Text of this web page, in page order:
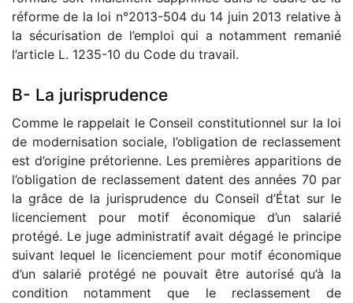
réforme de la loi n°2013-504 du 14 juin 2013 relative à
la sécurisation de l’emploi qui a notamment remanié
l’article L. 1235-10 du Code du travail.
B- La jurisprudence
Comme le rappelait le Conseil constitutionnel sur la loi
de modernisation sociale, l’obligation de reclassement
est d’origine prétorienne. Les premières apparitions de
l’obligation de reclassement datent des années 70 par
la grâce de la jurisprudence du Conseil d’État sur le
licenciement pour motif économique d’un salarié
protégé. Le juge administratif avait dégagé le principe
suivant lequel le licenciement pour motif économique
d’un salarié protégé ne pouvait être autorisé qu’à la
condition notamment que le reclassement de